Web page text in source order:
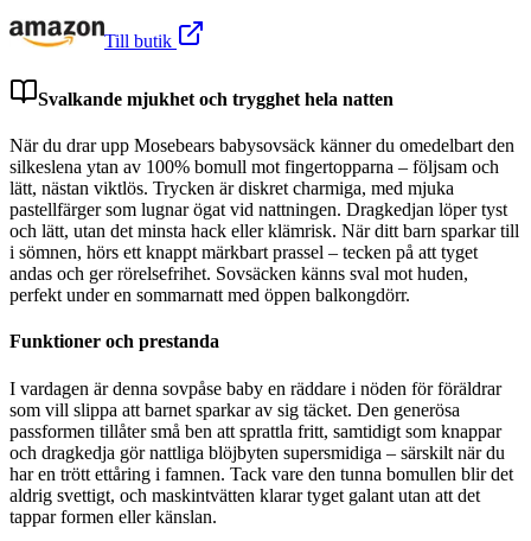
Till butik
Svalkande mjukhet och trygghet hela natten
När du drar upp Mosebears babysovsäck känner du omedelbart den
silkeslena ytan av 100% bomull mot fingertopparna – följsam och
lätt, nästan viktlös. Trycken är diskret charmiga, med mjuka
pastellfärger som lugnar ögat vid nattningen. Dragkedjan löper tyst
och lätt, utan det minsta hack eller klämrisk. När ditt barn sparkar till
i sömnen, hörs ett knappt märkbart prassel – tecken på att tyget
andas och ger rörelsefrihet. Sovsäcken känns sval mot huden,
perfekt under en sommarnatt med öppen balkongdörr.
Funktioner och prestanda
I vardagen är denna sovpåse baby en räddare i nöden för föräldrar
som vill slippa att barnet sparkar av sig täcket. Den generösa
passformen tillåter små ben att sprattla fritt, samtidigt som knappar
och dragkedja gör nattliga blöjbyten supersmidiga – särskilt när du
har en trött ettåring i famnen. Tack vare den tunna bomullen blir det
aldrig svettigt, och maskintvätten klarar tyget galant utan att det
tappar formen eller känslan.